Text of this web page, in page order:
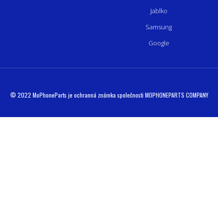
Jablko
Samsung
Google
© 2022 MoPhoneParts je ochranná známka společnosti MOPHONEPARTS COMPANY